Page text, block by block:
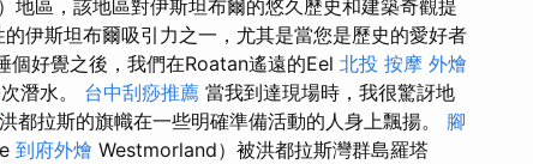
地區，該地區對伊斯坦布爾的悠久歷史和建築奇觀提
伊斯坦布爾吸引力之一，尤其是當您是歷史的愛好者
個好覺之後，我們在Roatan遙遠的Eel 北投 按摩 外燴
潛水。 台中刮痧推薦 當我到達現場時，我很驚訝地
洪都拉斯的旗幟在一些明確準備活動的人身上飄揚。 腳
到府外燴 Westmorland）被洪都拉斯灣群島羅塔